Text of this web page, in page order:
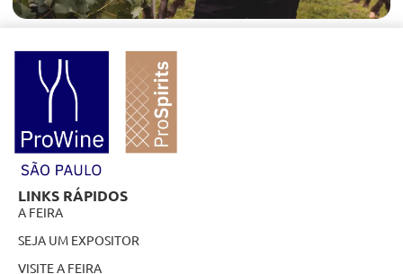
LINKS RÁPIDOS
A FEIRA
SEJA UM EXPOSITOR
VISITE A FEIRA